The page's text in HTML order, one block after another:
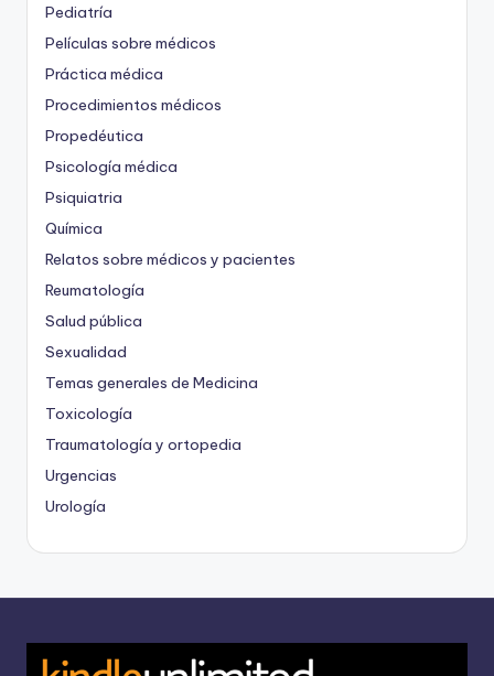
Pediatría
Películas sobre médicos
Práctica médica
Procedimientos médicos
Propedéutica
Psicología médica
Psiquiatria
Química
Relatos sobre médicos y pacientes
Reumatología
Salud pública
Sexualidad
Temas generales de Medicina
Toxicología
Traumatología y ortopedia
Urgencias
Urología